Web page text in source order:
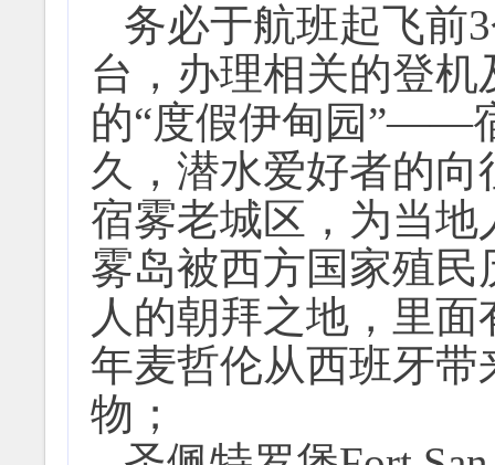
务必于航班起飞前
台，办理相关的登
的“度假伊甸园”——
久，潜水爱好者的
宿雾老城区，为当
雾岛被西方国家殖
人的朝拜之地，里
年麦哲伦从西班牙
物；